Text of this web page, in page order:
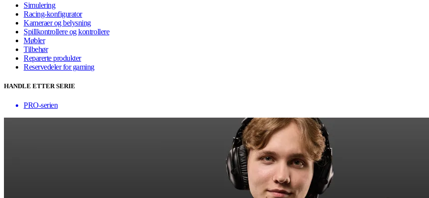
Simulering
Racing-konfigurator
Kameraer og belysning
Spillkontrollere og kontrollere
Møbler
Tilbehør
Reparerte produkter
Reservedeler for gaming
HANDLE ETTER SERIE
PRO-serien